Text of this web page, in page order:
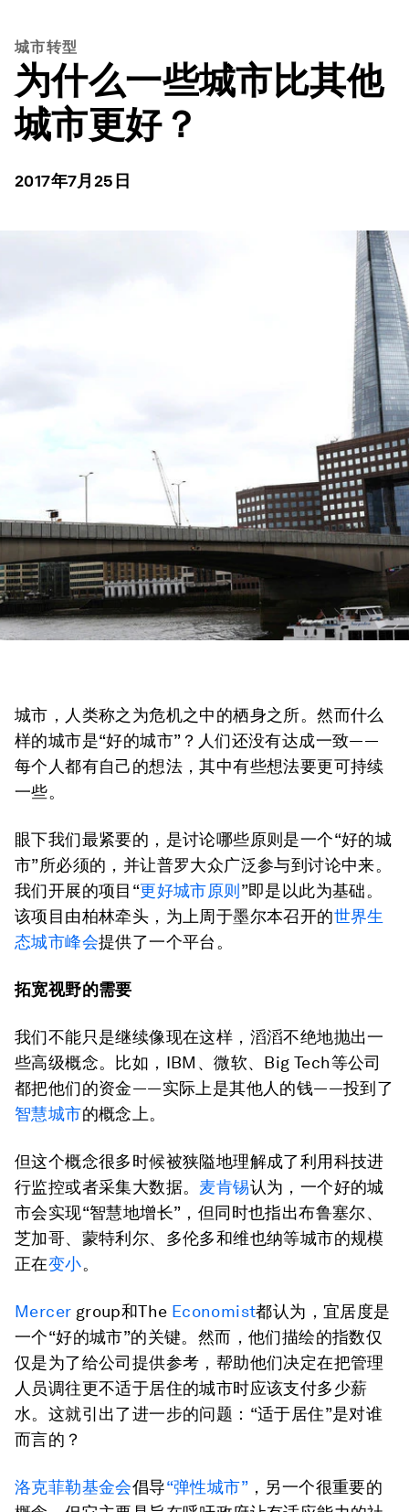
城市转型
为什么一些城市比其他
城市更好？
2017年7月25日
城市，人类称之为危机之中的栖身之所。然而什么
样的城市是“好的城市”？人们还没有达成一致——
每个人都有自己的想法，其中有些想法要更可持续
一些。
眼下我们最紧要的，是讨论哪些原则是一个“好的城
市”所必须的，并让普罗大众广泛参与到讨论中来。
我们开展的项目“更好城市原则 ”即是以此为基础。
该项目由柏林牵头，为上周于墨尔本召开的世界生
态城市峰会提供了一个平台。
拓宽视野的需要
我们不能只是继续像现在这样，滔滔不绝地抛出一
些高级概念。比如，IBM、微软、Big Tech等公司
都把他们的资金——实际上是其他人的钱——投到了
智慧城市的概念上。
但这个概念很多时候被狭隘地理解成了利用科技进
行监控或者采集大数据。 麦肯锡认为，一个好的城
市会实现“智慧地增长”，但同时也指出布鲁塞尔、
芝加哥、蒙特利尔、多伦多和维也纳等城市的规模
正在变小。
Mercer group和The Economist都认为，宜居度是
一个“好的城市”的关键。然而，他们描绘的指数仅
仅是为了给公司提供参考，帮助他们决定在把管理
人员调往更不适于居住的城市时应该支付多少薪
水。这就引出了进一步的问题：“适于居住”是对谁
而言的？
洛克菲勒基金会倡导“弹性城市” ，另一个很重要的